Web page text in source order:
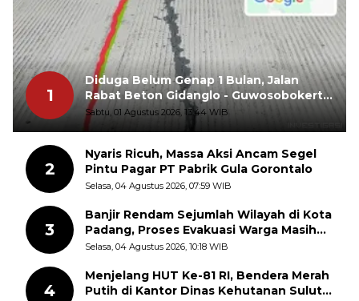
1
Diduga Belum Genap 1 Bulan, Jalan
Rabat Beton Gidanglo - Guwosobokerto
Sudah Pecah
Sabtu, 01 Agustus 2026, 13:44 WIB
2
Nyaris Ricuh, Massa Aksi Ancam Segel
Pintu Pagar PT Pabrik Gula Gorontalo
Selasa, 04 Agustus 2026, 07:59 WIB
3
Banjir Rendam Sejumlah Wilayah di Kota
Padang, Proses Evakuasi Warga Masih
Berlangsung
Selasa, 04 Agustus 2026, 10:18 WIB
4
Menjelang HUT Ke-81 RI, Bendera Merah
Putih di Kantor Dinas Kehutanan Sulut